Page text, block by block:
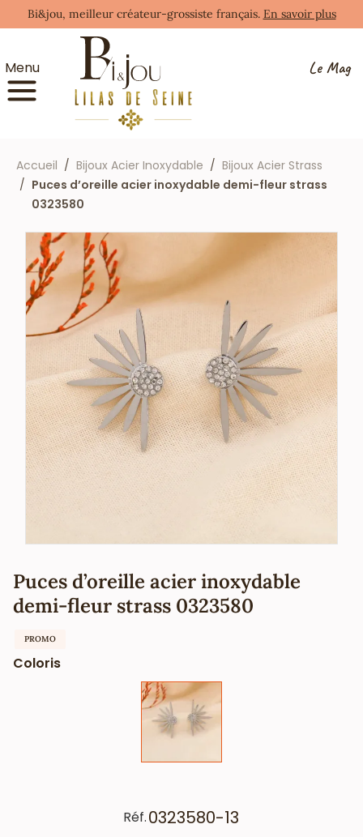
Bi&jou, meilleur créateur-grossiste français. En savoir plus
Menu Le Mag
Accueil Bijoux Acier Inoxydable
Bijoux Acier Strass
Puces d’oreille acier inoxydable demi-fleur strass
0323580
Puces d’oreille acier inoxydable
demi-fleur strass 0323580
PROMO
Coloris
Réf.0323580-13